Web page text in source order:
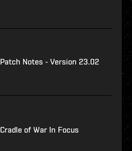
Patch Notes - Version 23.02
Cradle of War In Focus